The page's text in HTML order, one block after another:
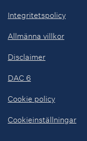
Integritetspolicy
Allmänna villkor
Disclaimer
DAC 6
Cookie policy
Cookieinställningar